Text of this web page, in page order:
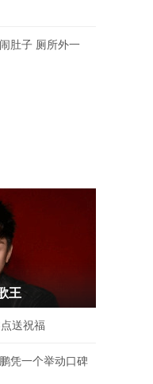
肚子 厕所外一
王
送祝福
凭一个举动口碑